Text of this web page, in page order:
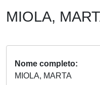
MIOLA,
Nome completo
MIOLA, MARTA